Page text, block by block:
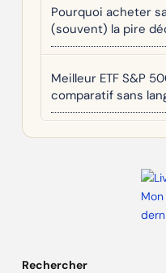
Pourquoi acheter
(souvent) la pire
Meilleur ETF S&P
comparatif sans
Rechercher